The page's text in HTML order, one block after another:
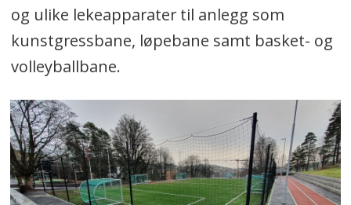
og ulike lekeapparater til anlegg som
kunstgressbane, løpebane samt basket- og
volleyballbane.